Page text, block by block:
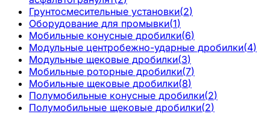
Грунтосмесительные установки(2)
Оборудование для промывки(1)
Мобильные конусные дробилки(6)
Модульные центробежно-ударные дробилки(4)
Модульные щековые дробилки(3)
Мобильные роторные дробилки(7)
Мобильные щековые дробилки(8)
Полумобильные конусные дробилки(2)
Полумобильные щековые дробилки(2)